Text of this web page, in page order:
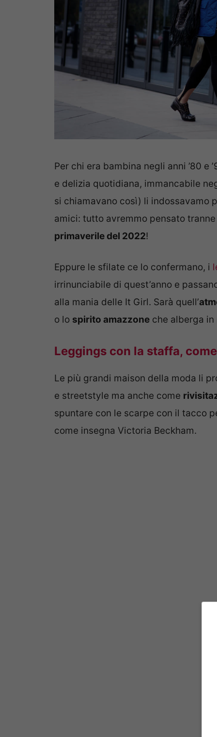
Per chi era bambina negli anni ’80 e
e delizia quotidiana, immancabile
si chiamavano così) li indossavamo
amici: tutto avremmo pensato
primaverile del 2022!
Eppure le sfilate ce lo confermano, i
irrinunciabile di quest’anno e
alla mania delle It Girl. Sarà quell’
o lo spirito amazzone che alberga in
Leggings con la staffa,
Le più grandi maison della moda li
e streetstyle ma anche come
spuntare con le scarpe con il tacco
come insegna Victoria Beckham.